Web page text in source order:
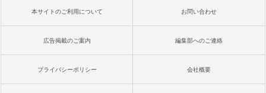
本サイトのご利用について お問い合わせ
広告掲載のご案内 編集部へのご連絡
プライバシーポリシー 会社概要